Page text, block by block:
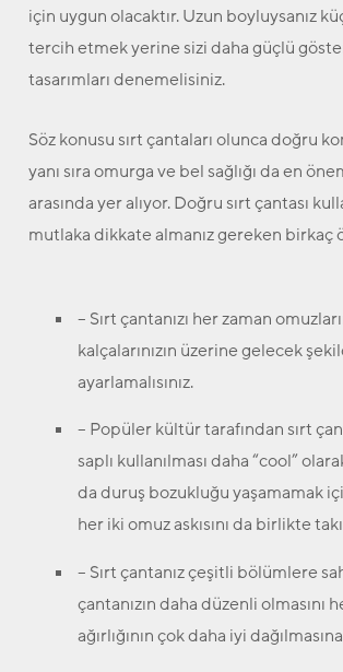
için uygun olacaktır. Uzun boyluysanız
tercih etmek yerine sizi daha güçlü
tasarımları denemelisiniz.
Söz konusu sırt çantaları olunca doğru
yanı sıra omurga ve bel sağlığı da en
arasında yer alıyor. Doğru sırt çantası
mutlaka dikkate almanız gereken birkaç
– Sırt çantanızı her zaman
kalçalarınızın üzerine gelecek
ayarlamalısınız.
– Popüler kültür tarafından sırt
saplı kullanılması daha “cool”
da duruş bozukluğu yaşamamak
her iki omuz askısını da birlikte
– Sırt çantanız çeşitli bölümlere
çantanızın daha düzenli olmasını
ağırlığının çok daha iyi